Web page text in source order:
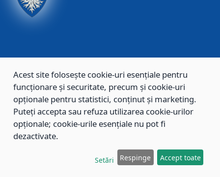
PRIMĂRIA
MUNICIPIULUI
BRAȘOV
Imaginile și articolele video din prezentul site sunt
supuse legilor dreptului de autor. Orice reproducere
Proiect realizat prin programul DigiLOCAL 2025.
Acest site folosește cookie-uri esențiale pentru
funcționare și securitate, precum și cookie-uri
opționale pentru statistici, conținut și marketing.
Puteți accepta sau refuza utilizarea cookie-urilor
opționale; cookie-urile esențiale nu pot fi
dezactivate.
Setări Respinge Accept toate